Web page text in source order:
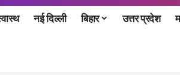
नई दिल्ली बिहार उत्तर प्रदेश